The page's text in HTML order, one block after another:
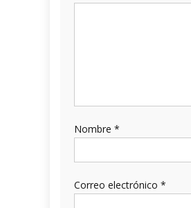
Nombre *
Correo electrónico *